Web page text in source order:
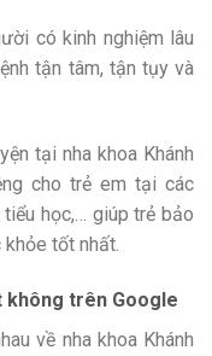
có kinh nghiệm lâu
tận tâm, tận tụy và
tại nha khoa Khánh
cho trẻ em tại các
học,… giúp trẻ bảo
tốt nhất.
không trên Google
về nha khoa Khánh